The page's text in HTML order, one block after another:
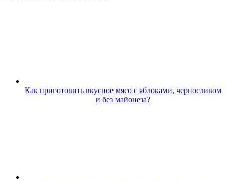
Как приготовить вкусное мясо с яблоками, черносливом
и без майонеза?